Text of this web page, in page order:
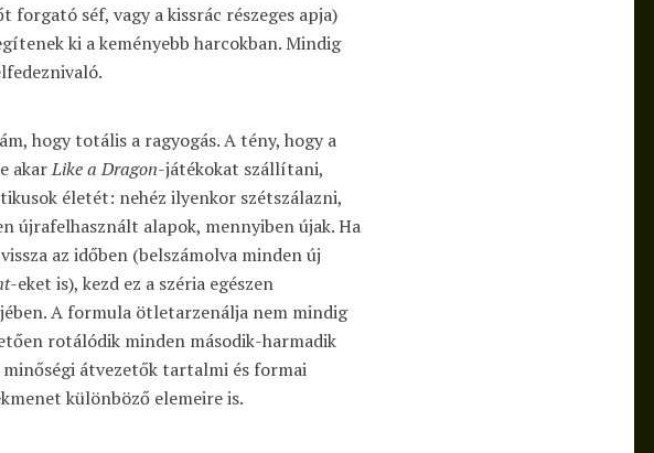
forgató séf, vagy a kissrác részeges apja)
ki a keményebb harcokban. Mindig
hogy totális a ragyogás. A tény, hogy a
akarLike a Dragon-játékokat szállítani,
életét: nehéz ilyenkor szétszálazni,
újrafelhasznált alapok, mennyiben újak. Ha
az időben (belszámolva minden új
-eket is), kezd ez a széria egészen
A formula ötletarzenálja nem mindig
rotálódik minden második-harmadik
minőségi átvezetők tartalmi és formai
különböző elemeire is.